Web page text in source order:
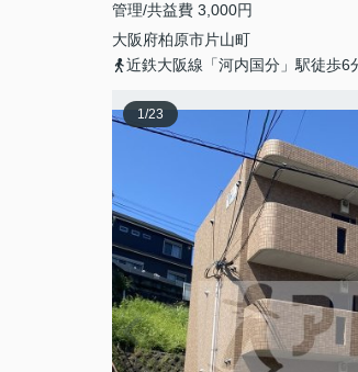
管理/共益費 3,000円
大阪府柏原市片山町
近鉄大阪線「河内国分」駅徒歩6
1/23